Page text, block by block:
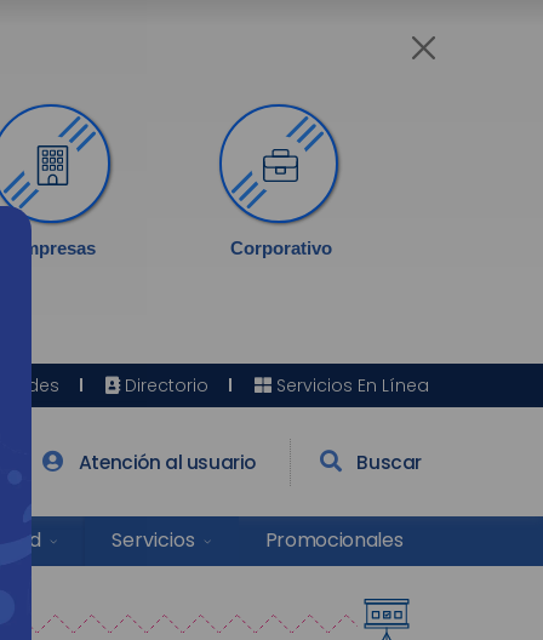
Empresas Corporativo
Sedes Directorio Servicios En Línea
Atención al usuario Buscar
Salud Servicios Promocionales